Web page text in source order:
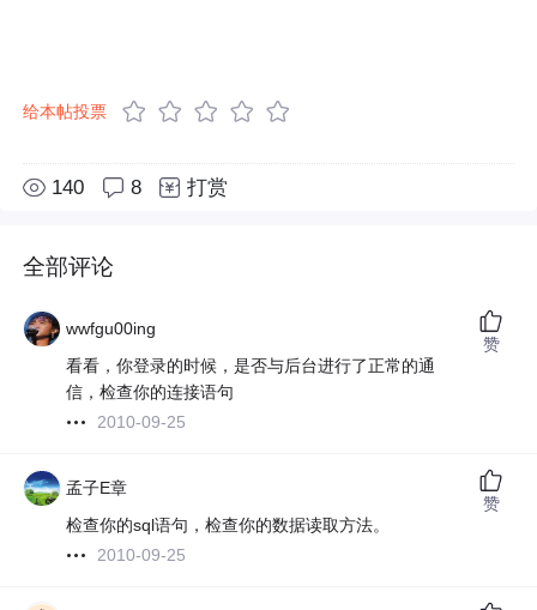
给本帖投票
140 8 打赏
全部评论
wwfgu00ing
看看，你登录的时候，是否与后台进行了正常的通
信，检查你的连接语句
2010-09-25
赞
孟子E章
检查你的sql语句，检查你的数据读取方法。
2010-09-25
赞